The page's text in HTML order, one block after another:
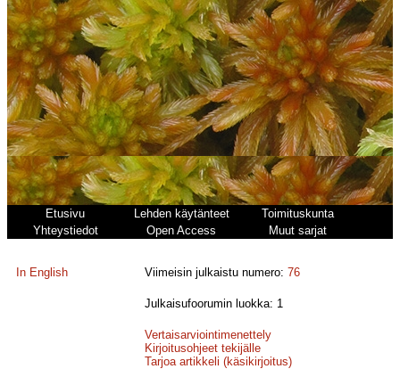
Etusivu Lehden käytänteet
Toimituskunta
Yhteystiedot
Open Access Muut sarjat
In English Viimeisin julkaistu numero:76
Julkaisufoorumin luokka: 1
Vertaisarviointimenettely
Kirjoitusohjeet tekijälle
Tarjoa artikkeli (käsikirjoitus)